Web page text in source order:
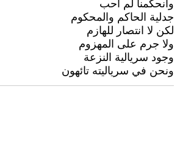
وانحكمنا لم احب
جدلية الحاكم والمحكوم
لكن لا انتصار للهازم
ولا جرم على المهزوم
وجود سريالية النزعة
ونحن في سرياليته تائهون